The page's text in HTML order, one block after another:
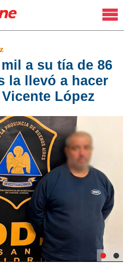
a su tía de 86
la llevó a hacer
López